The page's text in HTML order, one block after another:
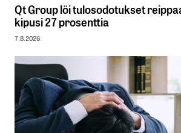
Qt Group löi tulosodotukset
kipusi 27 prosenttia
7.8.2026